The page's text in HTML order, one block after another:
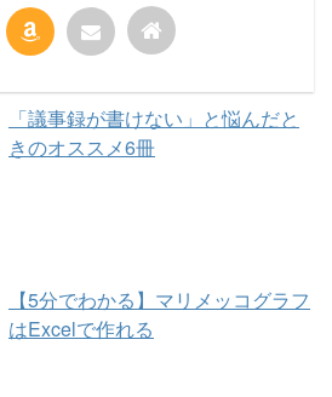
「議事録が書けない」と悩んだと
きのオススメ6冊
【5分でわかる】マリメッコグラフ
はExcelで作れる